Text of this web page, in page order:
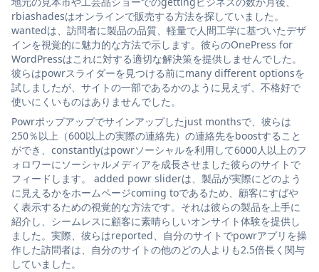
rbiashadesはオンラインで販売する方法を探していました。
wantedは、訪問者に製品の品質、軽量で人間工学に基づいたデザ
インを視覚的に魅力的な方法で示します。彼らのOnePress for
WordPressはこれに対する適切な解決策を提供しませんでした。
彼らはpowrスライダーを見つける前にmany different optionsを
試しましたが、サイトの一部であるかのように見えず、不格好で
使いにくいものはありませんでした。
Powrポップアップでサインアップしたjust monthsで、彼らは
250％以上（600以上の実際の連絡先）の連絡先をboostすること
ができ、constantlyはpowrソーシャルを利用して6000人以上のフ
ォロワーにソーシャルメディアを成長させました彼らのサイトで
フィードします。 added powr sliderは、製品が実際にどのよう
に見えるかをホームページcoming toであるため、顧客にすばや
く表示するための視覚的な方法です。それは彼らの製品を上手に
紹介し、シームレスに顧客に素晴らしいオンサイト体験を提供し
ました。実際、彼らはreported、自分のサイトでpowrアプリを操
作した訪問者は、自分のサイトの他のどの人よりも2.5倍長く関与
していました。